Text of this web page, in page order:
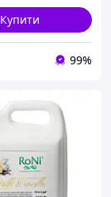
Купити
99%